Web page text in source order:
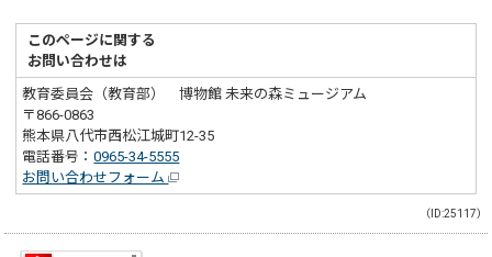
このページに関する
お問い合わせは
教育委員会（教育部） 博物館 未来の森ミュージアム
〒866-0863
熊本県八代市西松江城町12-35
電話番号：0965-34-5555
お問い合わせフォーム
（ID:25117）